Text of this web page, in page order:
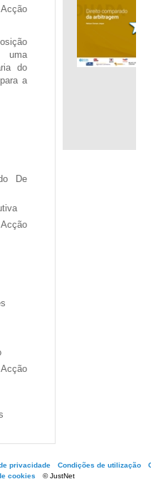
uma
do
a
De
privacidade Condições de utilização
cookies
© JustNet